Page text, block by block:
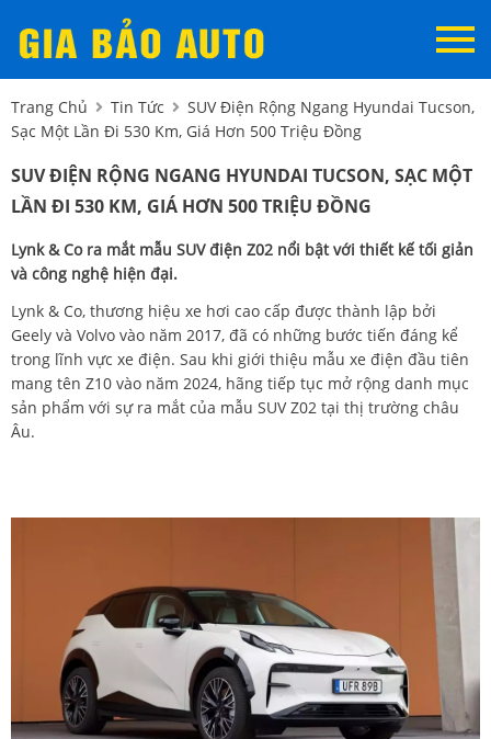
Trang Chủ Tin Tức
SUV Điện Rộng Ngang Hyundai Tucson,
Sạc Một Lần Đi 530 Km, Giá Hơn 500 Triệu Đồng
SUV ĐIỆN RỘNG NGANG HYUNDAI TUCSON, SẠC MỘT
LẦN ĐI 530 KM, GIÁ HƠN 500 TRIỆU ĐỒNG
Lynk & Co ra mắt mẫu SUV điện Z02 nổi bật với thiết kế tối giản
và công nghệ hiện đại.
Lynk & Co, thương hiệu xe hơi cao cấp được thành lập bởi
Geely và Volvo vào năm 2017, đã có những bước tiến đáng kể
trong lĩnh vực xe điện. Sau khi giới thiệu mẫu xe điện đầu tiên
mang tên Z10 vào năm 2024, hãng tiếp tục mở rộng danh mục
sản phẩm với sự ra mắt của mẫu SUV Z02 tại thị trường châu
Âu.